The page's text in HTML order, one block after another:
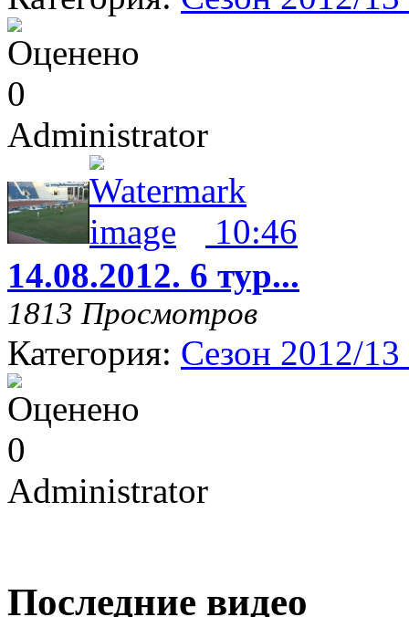
Administrator
10:46
14.08.2012. 6 тур...
1813 Просмотров
Категория: Сезон 2012/13
Administrator
Последние видео